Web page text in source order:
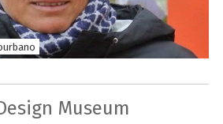
Museum